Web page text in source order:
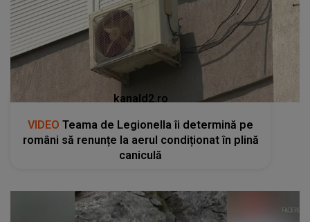
kanald2.ro
VIDEO Teama de Legionella îi determină pe
români să renunțe la aerul condiționat în plină
caniculă